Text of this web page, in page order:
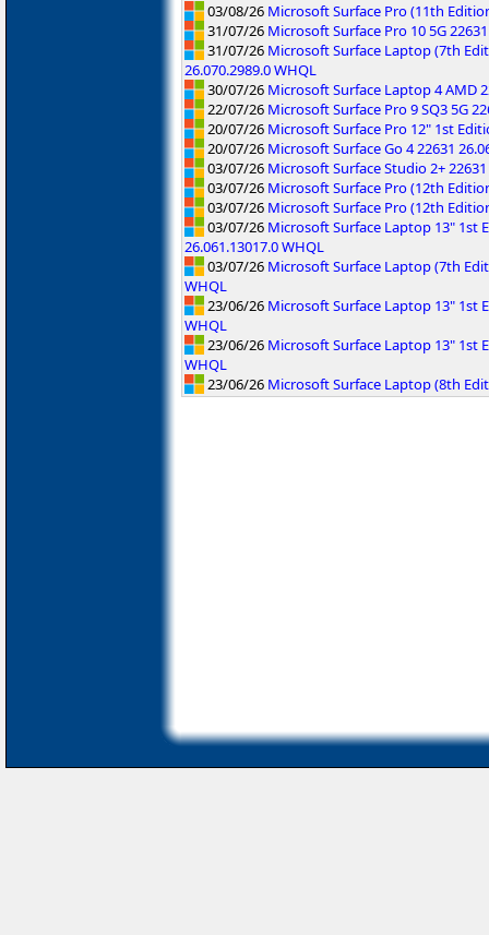
03/08/26 Microsoft Surface Pro (11th
31/07/26 Microsoft Surface Pro 10 5G
31/07/26 Microsoft Surface Laptop (7th
26.070.2989.0 WHQL
30/07/26 Microsoft Surface Laptop 4 AMD
22/07/26 Microsoft Surface Pro 9 SQ3 5G
20/07/26 Microsoft Surface Pro 12" 1st
20/07/26 Microsoft Surface Go 4 22631
03/07/26 Microsoft Surface Studio 2+
03/07/26 Microsoft Surface Pro (12th
03/07/26 Microsoft Surface Pro (12th
03/07/26 Microsoft Surface Laptop 13" 1st
26.061.13017.0 WHQL
03/07/26 Microsoft Surface Laptop (7th
WHQL
23/06/26 Microsoft Surface Laptop 13" 1st
WHQL
23/06/26 Microsoft Surface Laptop 13" 1st
WHQL
23/06/26 Microsoft Surface Laptop (8th